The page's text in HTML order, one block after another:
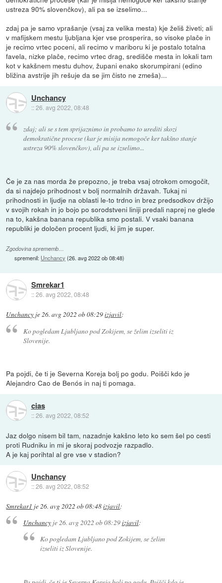
ustreza 90% slovenčkov), ali pa se izselimo...
zdaj pa je samo vprašanje (vsaj za velika mesta) kje želiš živeti; ali
v mafijskem mestu ljubljana kjer vse prosperira, so visoke plače in
je recimo vrtec poceni, ali recimo v mariboru ki je postalo totalna
favela, nizke plače, recimo vrtec drag, središče mesta in lokali tam
kot v kakšnem mestu duhov, župani enako skorumpirani (edino
bližina avstrije jih rešuje da se jim čisto ne zmeša)...
Unchancy
::26. avg 2022, 08:48
zdaj; ali se s tem sprijaznimo in probamo to urediti skozi
demokratične procese (kar je misija nemogoče ker takšno stanje
ustreza 90% slovenčkov), ali pa se izselimo...
Če je za nas morda že prepozno, je treba vsaj otrokom omogočit,
da si najdejo prihodnost v bolj normalnih državah. Tukaj ni
prihodnosti in ljudje na oblasti le-to trdno in brez predsodkov držijo
v svojih rokah in jo bojo po sorodstveni liniji predali naprej ne glede
na to, kakšna banana republika smo postali. V vsaki banana
republiki je določen procent ljudi, ki jim je super.
Zgodovina sprememb…
spremenil: Unchancy (26. avg 2022 ob 08:48)
Smrekar1
::26. avg 2022, 08:48
Unchancy je26. avg 2022 ob 08:29izjavil:
Ko pogledam Ljubljano pod Zokijem, se želim izseliti iz
Slovenije.
Pa pojdi, če ti je Severna Koreja bolj po godu. Poišči kdo je
Alejandro Cao de Benós in naj ti pomaga.
cias
::26. avg 2022, 08:52
Jaz dolgo nisem bil tam, nazadnje kakšno leto ko sem šel po cesti
proti Rudniku in mi je skoraj podvozje razpadlo.
A je kaj porihtal al gre vse v stadion?
Unchancy
::26. avg 2022, 08:52
Smrekar1 je 26. avg 2022 ob 08:48izjavil:
Unchancyje26. avg 2022 ob 08:29izjavil:
Ko pogledam Ljubljano pod Zokijem, se želim
izseliti iz Slovenije.